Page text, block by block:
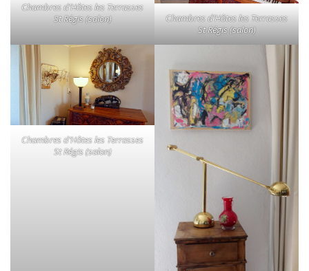
Chambres d’Hôtes les Terrasses
St Régis (salon)
Chambres d’Hôtes les Terrasses
St Régis (salon)
Chambres d’Hôtes les Terrasses
St Régis (salon)